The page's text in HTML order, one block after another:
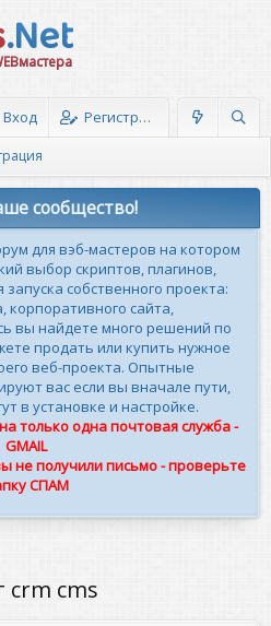
.Net
Вход Регистрация
сообщество!
для вэб-мастеров на котором
выбор скриптов, плагинов,
собственного проекта:
корпоративного сайта,
вы найдете много решений по
продать или купить нужное
веб-проекта. Опытные
вас если вы вначале пути,
в установке и настройке.
только одна почтовая служба -
GMAIL
не получили письмо - проверьте
СПАМ
crm cms